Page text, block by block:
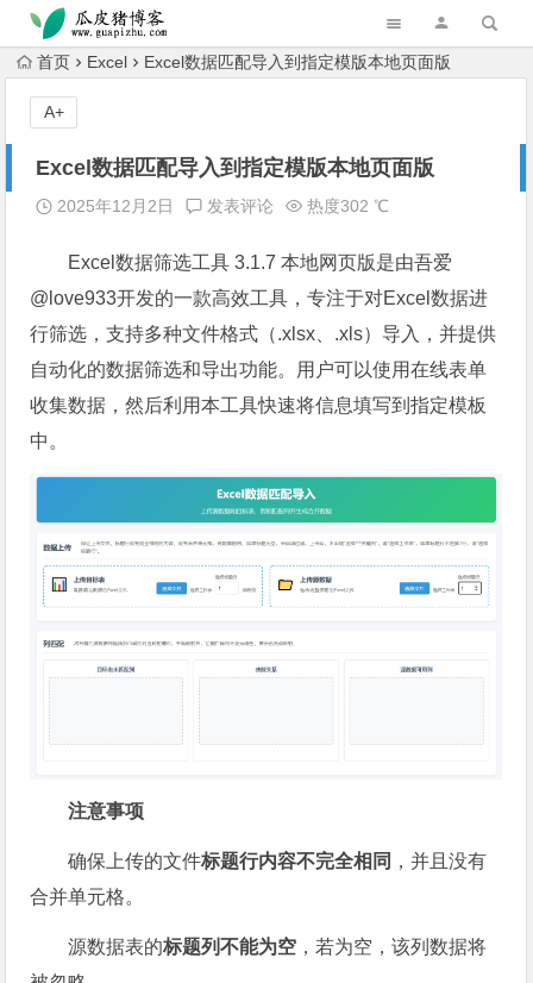
跳转到主内容
首页 Excel Excel数据匹配导入到指定模版本地页面版
Excel数据匹配导入到指定模版本地页面版
2025年12月2日 发表评论 热度302 ℃
Excel数据筛选工具 3.1.7 本地网页版是由吾爱
@love933开发的一款高效工具，专注于对Excel数据进
行筛选，支持多种文件格式（.xlsx、.xls）导入，并提供
自动化的数据筛选和导出功能。用户可以使用在线表单
收集数据，然后利用本工具快速将信息填写到指定模板
中。
注意事项
确保上传的文件标题行内容不完全相同 ，并且没有
合并单元格。
源数据表的标题列不能为空 ，若为空，该列数据将
A+